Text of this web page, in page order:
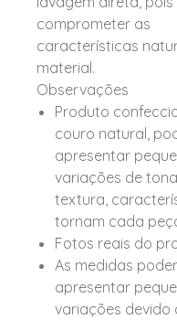
comprometer as
características
material.
Observações
Produto
couro natural,
apresentar
variações de
textura,
tornam cada
Fotos reais do
As medidas
apresentar
variações devido